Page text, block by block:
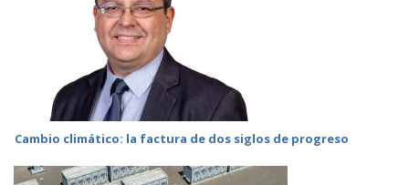
Cambio climático: la factura de dos siglos de progreso